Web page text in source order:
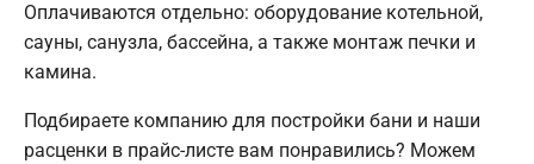
Оплачиваются отдельно: оборудование котельной,
сауны, санузла, бассейна, а также монтаж печки и
камина.
Подбираете компанию для постройки бани и наши
расценки в прайс-листе вам понравились? Можем